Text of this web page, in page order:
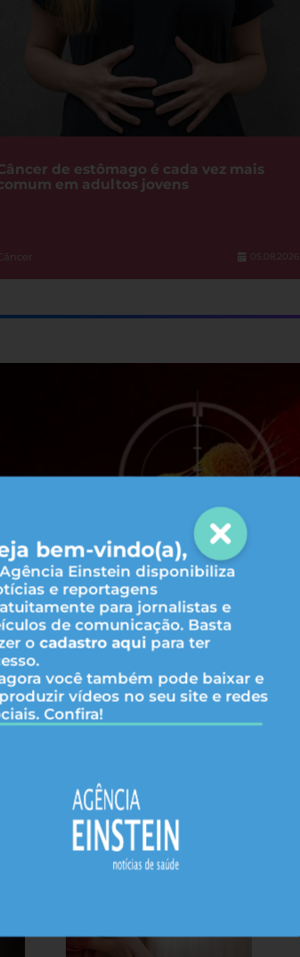
bem-vindo(a),
Einstein disponibiliza
e reportagens
para jornalistas e
de comunicação. Basta
ocadastro aqui para ter
você também pode baixar e
vídeos no seu site e redes
Confira!
de estômago é cada vez mais
em adultos jovens
05.08.2026
as terapias-alvo agem no
tratamento do câncer?
nutricional de 19
alimentos nativos concentram substâncias